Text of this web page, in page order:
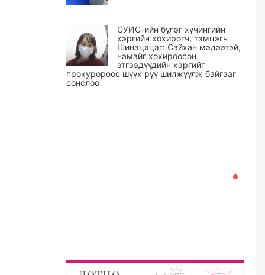
СУИС-ийн бүлэг хүчингийн
хэргийн хохирогч, тэмцэгч
Шинэцэцэг: Сайхан мэдээтэй,
намайг хохироосон
этгээдүүдийн хэргийг
прокуророос шүүх рүү шилжүүлж байгааг
сонслоо